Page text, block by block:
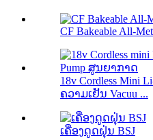
CF Bakeable All-
18v Cordless Mini
ຄວາມເຢັນ Vacuu ...
ເຄື່ອງດູດຝຸ່ນ BSJ